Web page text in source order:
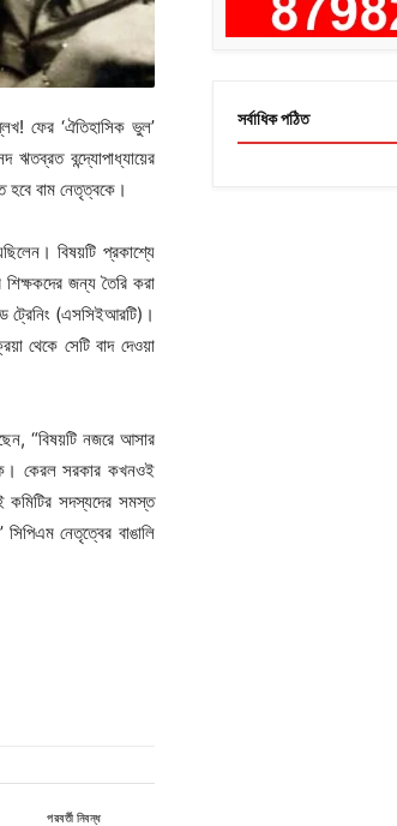
ফের ‘ঐতিহাসিক ভুল’
বন্দ্যোপাধ্যায়ের
হবে বাম নেতৃত্বকে।
বিষয়টি প্রকাশ্যে
জন্য তৈরি করা
ট্রেনিং (এসসিইআরটি)।
থেকে সেটি বাদ দেওয়া
“বিষয়টি নজরে আসার
কেরল সরকার কখনওই
কমিটির সদস্যদের সমস্ত
নেতৃত্বের বাঙালি
পরবর্তী নিবন্ধ
সর্বাধিক পঠিত